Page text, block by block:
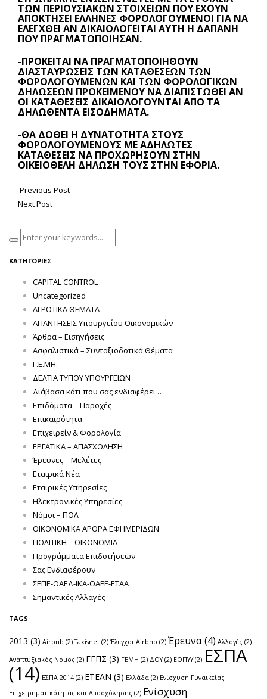
ΤΩΝ ΠΕΡΙΟΥΣΙΑΚΏΝ ΣΤΟΙΧΕΊΩΝ ΠΟΥ ΈΧΟΥΝ
ΑΠΟΚΤΉΣΕΙ ΈΛΛΗΝΕΣ ΦΟΡΟΛΟΓΟΎΜΕΝΟΙ ΓΙΑ ΝΑ
ΕΛΕΓΧΘΕΊ ΑΝ ΔΙΚΑΙΟΛΟΓΕΊΤΑΙ ΑΥΤΉ Η ΔΑΠΆΝΗ
ΠΟΥ ΠΡΑΓΜΑΤΟΠΟΊΗΣΑΝ.
-ΠΡΌΚΕΙΤΑΙ ΝΑ ΠΡΑΓΜΑΤΟΠΟΙΗΘΟΎΝ
ΔΙΑΣΤΑΥΡΏΣΕΙΣ ΤΩΝ ΚΑΤΑΘΈΣΕΩΝ ΤΩΝ
ΦΟΡΟΛΟΓΟΎΜΕΝΩΝ ΚΑΙ ΤΩΝ ΦΟΡΟΛΟΓΙΚΏΝ
ΔΗΛΏΣΕΩΝ ΠΡΟΚΕΙΜΈΝΟΥ ΝΑ ΔΙΑΠΙΣΤΩΘΕΊ ΑΝ
ΟΙ ΚΑΤΑΘΈΣΕΙΣ ΔΙΚΑΙΟΛΟΓΟΎΝΤΑΙ ΑΠΌ ΤΑ
ΔΗΛΩΘΈΝΤΑ ΕΙΣΟΔΉΜΑΤΑ.
-ΘΑ ΔΟΘΕΊ Η ΔΥΝΑΤΌΤΗΤΑ ΣΤΟΥΣ
ΦΟΡΟΛΟΓΟΎΜΕΝΟΥΣ ΜΕ ΑΔΉΛΩΤΕΣ
ΚΑΤΑΘΈΣΕΙΣ ΝΑ ΠΡΟΧΩΡΉΣΟΥΝ ΣΤΗΝ
ΟΙΚΕΙΟΘΕΛΉ ΔΉΛΩΣΉ ΤΟΥΣ ΣΤΗΝ ΕΦΟΡΊΑ.
Previous Post
Next Post
ΚΑΤΗΓΟΡΊΕΣ
CAPITAL CONTROL
Uncategorized
ΑΓΡΟΤΙΚΑ ΘΕΜΑΤΑ
ΑΠΑΝΤΗΣΕΙΣ Υπουργείου Οικονομικών
Άρθρα – Εισηγήσεις
Ασφαλιστικά – Συνταξιοδοτικά Θέματα
Γ.Ε.ΜΗ.
ΔΕΛΤΙΑ ΤΥΠΟΥ ΥΠΟΥΡΓΕΙΩΝ
Διάβασα κάτι που σας ενδιαφέρει …
Επιδόματα – Παροχές
Επικαιρότητα
Επιχειρείν & Φορολογία
ΕΡΓΑΤΙΚΑ – ΑΠΑΣΧΟΛΗΣΗ
Έρευνες – Μελέτες
Εταιρικά Νέα
Εταιρικές Υπηρεσίες
Ηλεκτρονικές Υπηρεσίες
Νόμοι – ΠΟΛ
ΟΙΚΟΝΟΜΙΚΑ ΑΡΘΡΑ ΕΦΗΜΕΡΙΔΩΝ
ΠΟΛΙΤΙΚΗ – ΟΙΚΟΝΟΜΙΑ
Προγράμματα Επιδοτήσεων
Σας Ενδιαφέρουν
ΣΕΠΕ-ΟΑΕΔ-ΙΚΑ-ΟΑΕΕ-ΕΤΑΑ
Σημαντικές Αλλαγές
TAGS
2013 (3) Airbnb (2) Taxisnet (2) Έλεγχοι Airbnb (2) Έρευνα(4) Αλλαγές (2)
Αναπτυξιακός Νόμος (2) ΓΓΠΣ (3) ΓΕΜΗ (2) ΔΟΥ(2) ΕΟΠΥΥ(2) ΕΣΠΑ
(14) ΕΣΠΑ 2014 (2) ΕΤΕΑΝ (3) Ελλάδα (2) Ενίσχυση Γυναικείας
Επιχειρηματικότητας και Απασχόλησης (2) Ενίσχυση